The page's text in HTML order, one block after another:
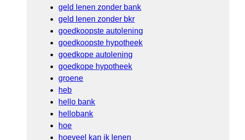
geld lenen zonder bank
geld lenen zonder bkr
goedkoopste autolening
goedkoopste hypotheek
goedkope autolening
goedkope hypotheek
groene
heb
hello bank
hellobank
hoe
hoeveel kan ik lenen